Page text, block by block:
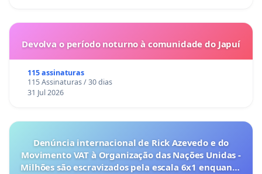
Devolva o período noturno à comunidade do Japuí
115 assinaturas
115 Assinaturas / 30 dias
31 Jul 2026
Denúncia internacional de Rick Azevedo e do
Movimento VAT à Organização das Nações Unidas -
Milhões são escravizados pela escala 6x1 enquanto